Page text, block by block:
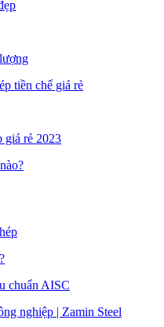
tiền chế giá rẻ
giá rẻ 2023
nghiệp | Zamin Steel